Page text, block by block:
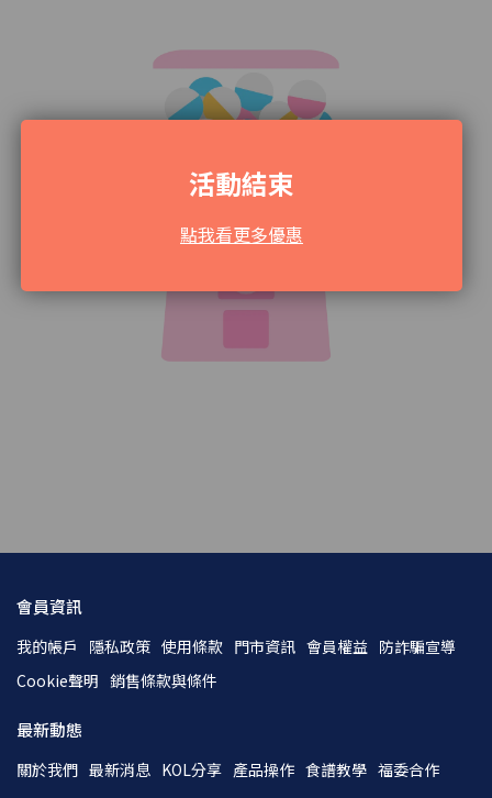
會員資訊
我的帳戶 隱私政策 使用條款 門市資訊 會員權益 防詐騙宣導
Cookie聲明 銷售條款與條件
最新動態
關於我們 最新消息 KOL分享 產品操作 食譜教學 福委合作